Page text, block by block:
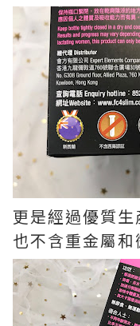
更是經過優質
也不含重金屬和